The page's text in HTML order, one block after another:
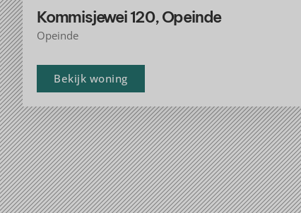
Kommisjewei 120, Opeinde
Opeinde
Bekijk woning